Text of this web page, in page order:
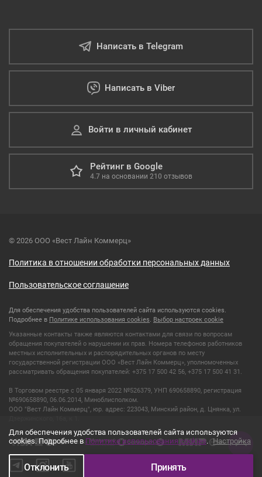
Написать в Telegram
Написать в Viber
Войти в личный кабинет
Рейтинг в Google
4.7 на основании 210 отзывов
© 2026 ООО «Вест Лайн Коммерц»
Политика в отношении обработки персональных данных
Пользовательское соглашение
Для обеспечения удобства пользователей сайта используются cookies.
Подробнее в Политике использования cookies. Выбор настроек cookie
Указанные контакты также являются контактами для связи по вопросам
обращения покупателей о нарушении их прав. Номера телефонов работников
местных исполнительных и распорядительных органов по месту
государственной регистрации ООО «Вест Лайн Коммерц», уполномоченных
рассматривать обращения покупателей: +375 17 500 42 56, +375 17 500 41 31.
В Торговом реестре с 05 января 2022 №526379, УНП 690658890, регистрация
№690658890, 06.06.2014, Миноблисполком.
ООО "Вест Лайн Коммерц", юр. адрес: 223043, Минский район, д. Цнянка, ул.
Для обеспечения удобства пользователей сайта используются
cookies. Подробнее в Политике использования cookies. Настройка
Отклонить Принять